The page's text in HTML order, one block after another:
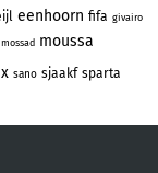
eenhoorn fifa givairo
mossad moussa
sano sjaakf sparta